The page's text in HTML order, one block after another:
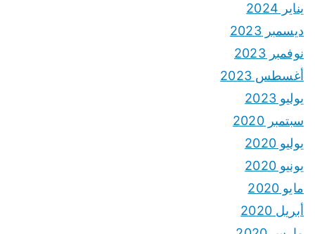
يناير 2024
ديسمبر 2023
نوفمبر 2023
أغسطس 2023
يوليو 2023
سبتمبر 2020
يوليو 2020
يونيو 2020
مايو 2020
أبريل 2020